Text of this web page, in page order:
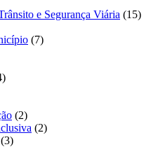
e Segurança Viária (15)
(7)
(2)
(2)